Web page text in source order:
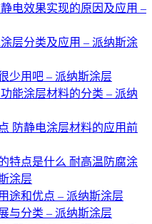
电效果实现的原因及应用 –
层分类及应用 – 派纳斯涂
少用吧 – 派纳斯涂层
能涂层材料的分类 – 派纳
防静电涂层材料的应用前
特点是什么 耐高温防腐涂
涂层
途和优点 – 派纳斯涂层
与分类 – 派纳斯涂层